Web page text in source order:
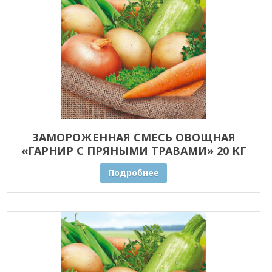
ЗАМОРОЖЕННАЯ СМЕСЬ ОВОЩНАЯ
«ГАРНИР С ПРЯНЫМИ ТРАВАМИ» 20 КГ
ОПТОМ
Подробнее